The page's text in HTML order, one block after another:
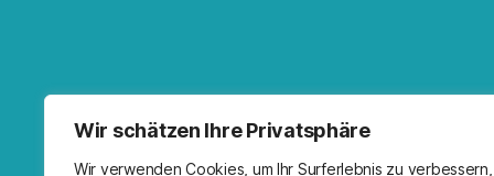
Wir schätzen Ihre Privatsphäre
Wir verwenden Cookies, um Ihr Surferlebnis zu verbessern,